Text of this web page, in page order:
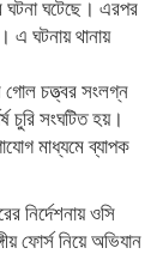
ঘটনা ঘটেছে। এরপর
এ ঘটনায় থানায়
গোল চত্ত্বর সংলগ্ন
চুরি সংঘটিত হয়।
মাধ্যমে ব্যাপক
নির্দেশনায় ওসি
ফোর্স নিয়ে অভিযান